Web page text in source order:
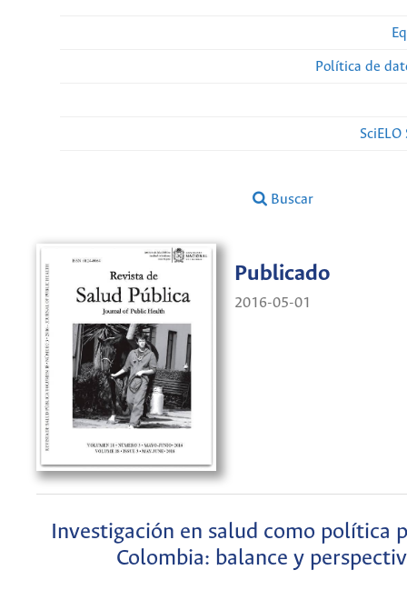
Política de
Buscar
Publicado
2016-05-01
Investigación en salud como política
Colombia: balance y